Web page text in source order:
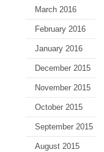
March 2016
February 2016
January 2016
December 2015
November 2015
October 2015
September 2015
August 2015